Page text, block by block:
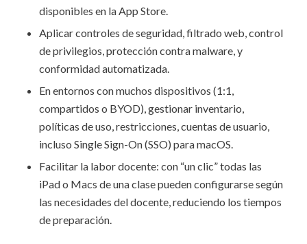
disponibles en la App Store.
Aplicar controles de seguridad, filtrado web, control
de privilegios, protección contra malware, y
conformidad automatizada.
En entornos con muchos dispositivos (1:1,
compartidos o BYOD), gestionar inventario,
políticas de uso, restricciones, cuentas de usuario,
incluso Single Sign-On (SSO) para macOS.
Facilitar la labor docente: con “un clic” todas las
iPad o Macs de una clase pueden configurarse según
las necesidades del docente, reduciendo los tiempos
de preparación.